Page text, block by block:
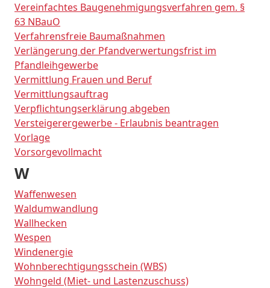
Vereinfachtes Baugenehmigungsverfahren gem. §
63 NBauO
Verfahrensfreie Baumaßnahmen
Verlängerung der Pfandverwertungsfrist im
Pfandleihgewerbe
Vermittlung Frauen und Beruf
Vermittlungsauftrag
Verpflichtungserklärung abgeben
Versteigerergewerbe - Erlaubnis beantragen
Vorlage
Vorsorgevollmacht
W
Waffenwesen
Waldumwandlung
Wallhecken
Wespen
Windenergie
Wohnberechtigungsschein (WBS)
Wohngeld (Miet- und Lastenzuschuss)